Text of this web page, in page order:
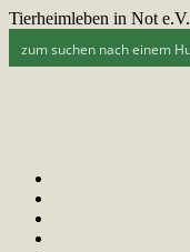
Tierheimleben in Not